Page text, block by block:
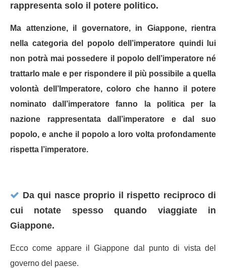
rappresenta solo il potere politico.
Ma attenzione, il governatore, in Giappone, rientra
nella categoria del popolo dell’imperatore quindi lui
non potrà mai possedere il popolo dell’imperatore né
trattarlo male e per rispondere il più possibile a quella
volontà dell’Imperatore, coloro che hanno il potere
nominato dall’imperatore fanno la politica per la
nazione rappresentata dall’imperatore e dal suo
popolo, e anche il popolo a loro volta profondamente
rispetta l’imperatore.
Da qui nasce proprio il rispetto reciproco di
cui notate spesso quando viaggiate in
Giappone.
Ecco come appare il Giappone dal punto di vista del
governo del paese.